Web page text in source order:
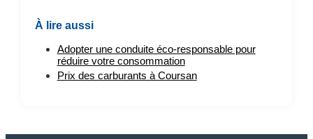
À lire aussi
Adopter une conduite éco-responsable pour
réduire votre consommation
Prix des carburants à Coursan